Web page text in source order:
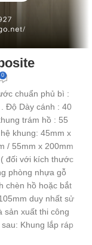
0
chuẩn phủ bì :
Độ Dày cánh : 40
trám hồ : 55
khung: 45mm x
/ 55mm x 200mm
đối với kích thước
phòng nhựa gỗ
chèn hồ hoặc bắt
duy nhất sử
sản xuất thi công
Khung lắp ráp